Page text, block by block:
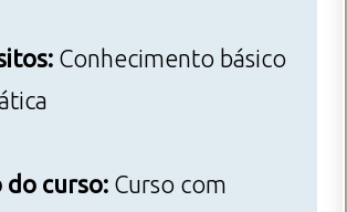
Conhecimento básico
do curso: Curso com